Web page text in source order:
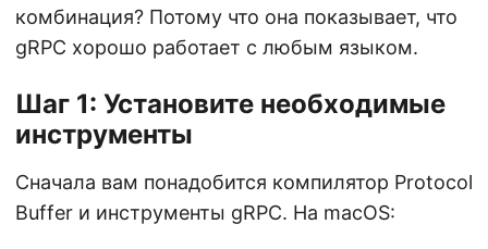
комбинация? Потому что она показывает, что
gRPC хорошо работает с любым языком.
Шаг 1: Установите необходимые
инструменты
Сначала вам понадобится компилятор Protocol
Buffer и инструменты gRPC. На macOS: